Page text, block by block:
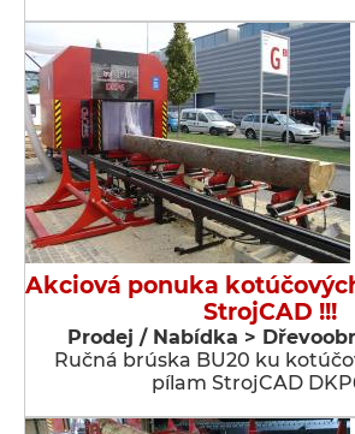
Akciová ponuka
StrojCAD !!!
Prodej / Nabídka >
Ručná brúska BU20 ku
pílam StrojCAD